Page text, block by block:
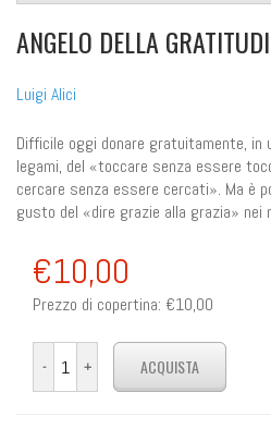
ANGELO DELLA
Luigi Alici
Difficile oggi donare gratuitamente,
legami, del «toccare senza essere
cercare senza essere cercati». Ma è
gusto del «dire grazie alla grazia» nei
€10,00
Prezzo di copertina: €10,00